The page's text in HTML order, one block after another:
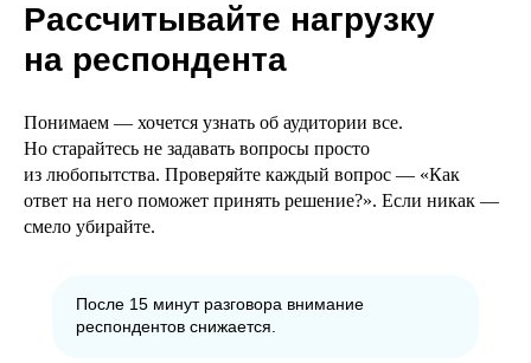
Рассчитывайте нагрузку
на респондента
Понимаем — хочется узнать об аудитории все.
Но старайтесь не задавать вопросы просто
из любопытства. Проверяйте каждый вопрос — «Как
ответ на него поможет принять решение?». Если никак —
смело убирайте.
После 15 минут разговора внимание
респондентов снижается.